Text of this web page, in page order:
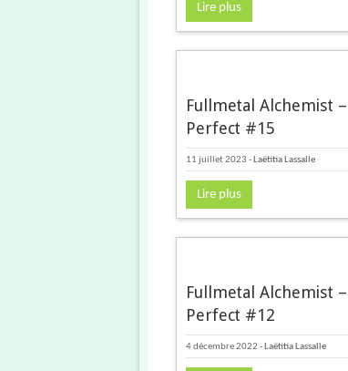
Lire plus
Fullmetal Alchemist –
Perfect #15
11 juillet 2023 - Laëtitia Lassalle
Lire plus
Fullmetal Alchemist –
Perfect #12
4 décembre 2022 - Laëtitia Lassalle